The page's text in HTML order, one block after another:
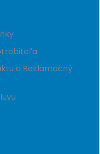
a Reklamačný